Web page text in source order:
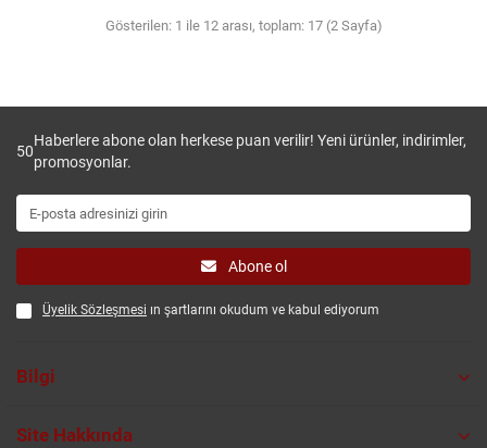
Gösterilen: 1 ile 12 arası, toplam: 17 (2 Sayfa)
50
Haberlere abone olan herkese puan verilir! Yeni ürünler, indirimler,
promosyonlar.
Abone ol
Üyelik Sözleşmesi ın şartlarını okudum ve kabul ediyorum
Bilgi
Site Hakkında